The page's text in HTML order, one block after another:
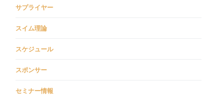
サプライヤー
スイム理論
スケジュール
スポンサー
セミナー情報